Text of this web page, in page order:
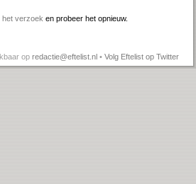
het verzoek en probeer het opnieuw.
op redactie@eftelist.nl • Volg Eftelist op Twitter